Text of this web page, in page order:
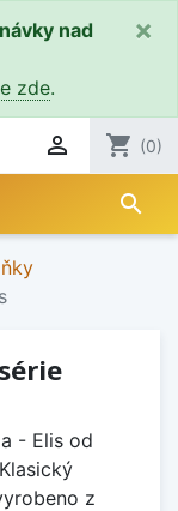
nad
zde.
×
 shopping_cart (0)
search
- Elis od
z